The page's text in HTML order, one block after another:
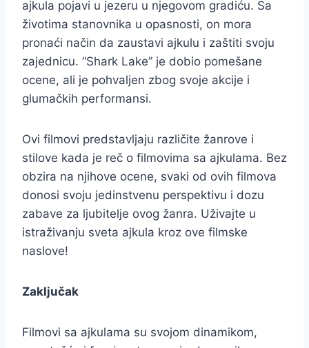
ajkula pojavi u jezeru u njegovom gradiću. Sa
životima stanovnika u opasnosti, on mora
pronaći način da zaustavi ajkulu i zaštiti svoju
zajednicu. “Shark Lake” je dobio pomešane
ocene, ali je pohvaljen zbog svoje akcije i
glumačkih performansi.
Ovi filmovi predstavljaju različite žanrove i
stilove kada je reč o filmovima sa ajkulama. Bez
obzira na njihove ocene, svaki od ovih filmova
donosi svoju jedinstvenu perspektivu i dozu
zabave za ljubitelje ovog žanra. Uživajte u
istraživanju sveta ajkula kroz ove filmske
naslove!
Zaključak
Filmovi sa ajkulama su svojom dinamikom,